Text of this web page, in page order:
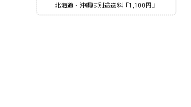
北海道・沖縄は別途送料「1,100円」